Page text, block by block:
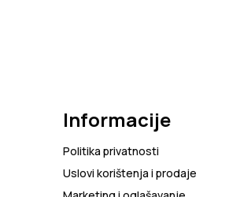
Informacije
Politika privatnosti
Uslovi korištenja i prodaje